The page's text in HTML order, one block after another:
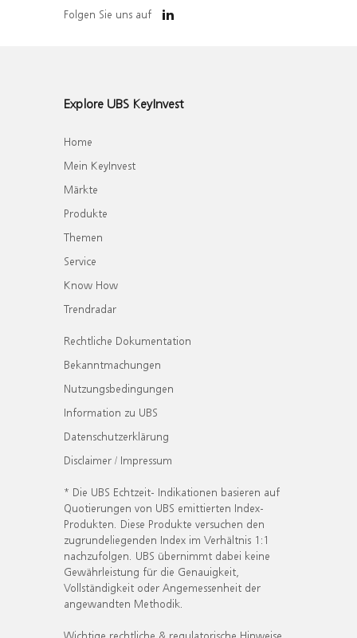
Folgen Sie uns auf
Explore UBS KeyInvest
Home
Mein KeyInvest
Märkte
Produkte
Themen
Service
Know How
Trendradar
Rechtliche Dokumentation
Bekanntmachungen
Nutzungsbedingungen
Information zu UBS
Datenschutzerklärung
Disclaimer / Impressum
* Die UBS Echtzeit- Indikationen basieren auf
Quotierungen von UBS emittierten Index-
Produkten. Diese Produkte versuchen den
zugrundeliegenden Index im Verhältnis 1:1
nachzufolgen. UBS übernimmt dabei keine
Gewährleistung für die Genauigkeit,
Vollständigkeit oder Angemessenheit der
angewandten Methodik.